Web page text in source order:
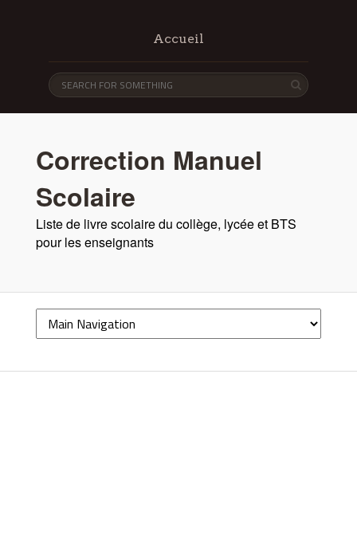
Accueil
Correction Manuel
Scolaire
Liste de livre scolaire du collège, lycée et BTS
pour les enseignants